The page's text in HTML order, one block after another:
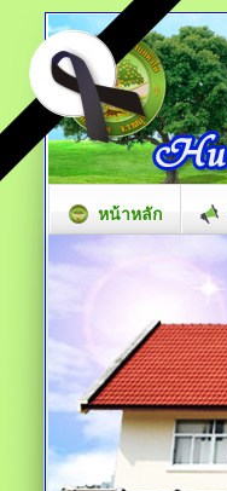
หน้าหลัก